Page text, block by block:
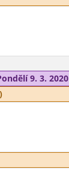
9. 3. 2020